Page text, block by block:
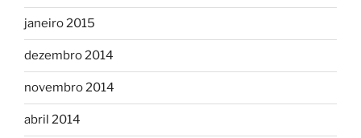
janeiro 2015
dezembro 2014
novembro 2014
abril 2014